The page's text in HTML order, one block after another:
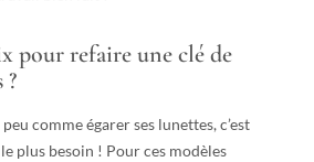
pour refaire une clé de
?
peu comme égarer ses lunettes, c’est
plus besoin ! Pour ces modèles